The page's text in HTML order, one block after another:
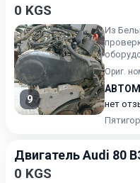
0 KGS
9
Из
Ориг.
нет
Двигатель Audi 80
0 KGS